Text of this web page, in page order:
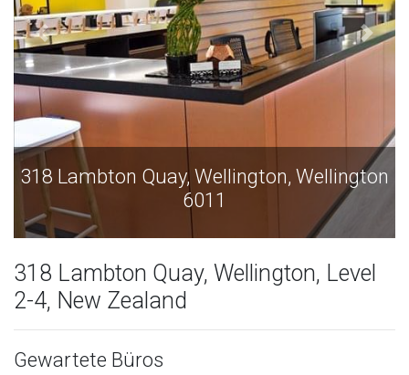
Wellington 318 Lambton Quay,
6011
318 Lambton Quay, Wellington, Level
2-4, New Zealand
Gewartete Büros